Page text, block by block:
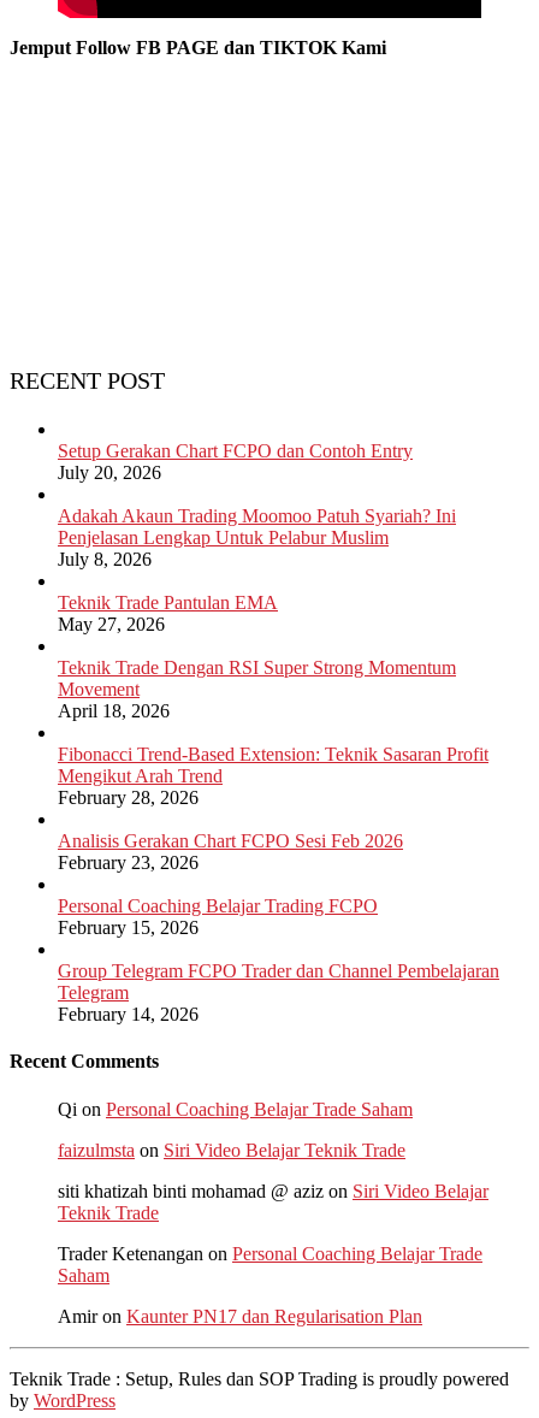
Jemput Follow FB PAGE dan TIKTOK Kami
RECENT POST
Setup Gerakan Chart FCPO dan Contoh Entry
July 20, 2026
Adakah Akaun Trading Moomoo Patuh Syariah? Ini
Penjelasan Lengkap Untuk Pelabur Muslim
July 8, 2026
Teknik Trade Pantulan EMA
May 27, 2026
Teknik Trade Dengan RSI Super Strong Momentum
Movement
April 18, 2026
Fibonacci Trend-Based Extension: Teknik Sasaran Profit
Mengikut Arah Trend
February 28, 2026
Analisis Gerakan Chart FCPO Sesi Feb 2026
February 23, 2026
Personal Coaching Belajar Trading FCPO
February 15, 2026
Group Telegram FCPO Trader dan Channel Pembelajaran
Telegram
February 14, 2026
Recent Comments
Qi on Personal Coaching Belajar Trade Saham
faizulmsta on Siri Video Belajar Teknik Trade
siti khatizah binti mohamad @ aziz on Siri Video Belajar
Teknik Trade
Trader Ketenangan on Personal Coaching Belajar Trade
Saham
Amiron Kaunter PN17 dan Regularisation Plan
Teknik Trade : Setup, Rules dan SOP Trading is proudly powered
by WordPress